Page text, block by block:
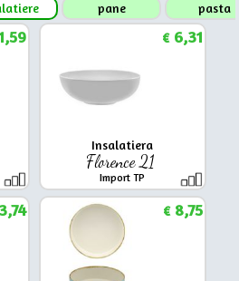
pane pasta
Insalatiera
Florence 21
Import TP
€6,31
€8,75